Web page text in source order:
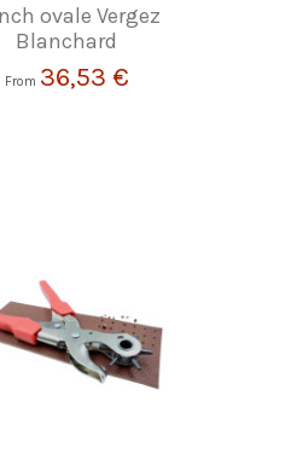
ovale Vergez
Blanchard
From 36,53 €